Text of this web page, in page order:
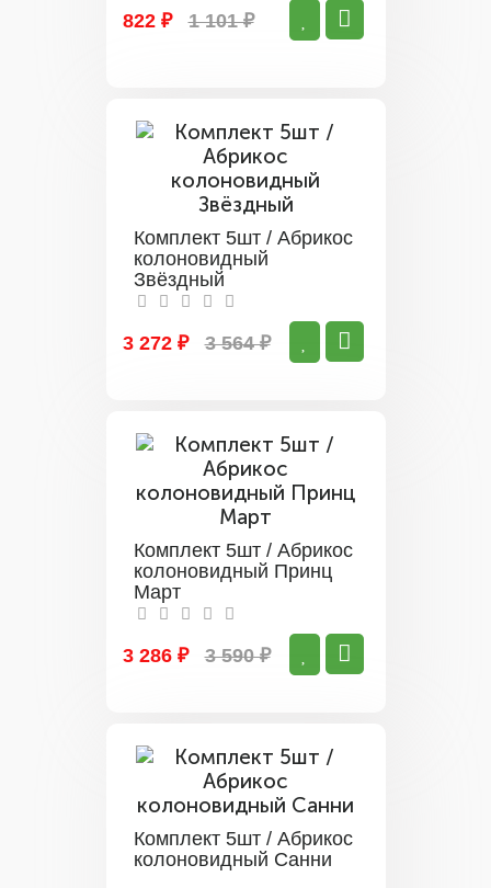
822 ₽ 1 101 ₽
Комплект 5шт / Абрикос
колоновидный
Звёздный
3 272 ₽ 3 564 ₽
Комплект 5шт / Абрикос
колоновидный Принц
Март
3 286 ₽ 3 590 ₽
Комплект 5шт / Абрикос
колоновидный Санни